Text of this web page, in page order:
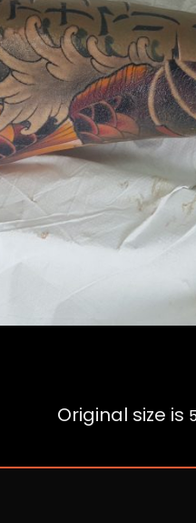
Original size is